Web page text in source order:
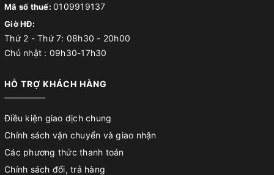
Mã số thuế: 0109919137
Giờ HĐ:
Thứ 2 - Thứ 7: 08h30 - 20h00
Chủ nhật : 09h30-17h30
HỖ TRỢ KHÁCH HÀNG
Điều kiện giao dịch chung
Chính sách vận chuyển và giao nhận
Các phương thức thanh toán
Chính sách đổi, trả hàng